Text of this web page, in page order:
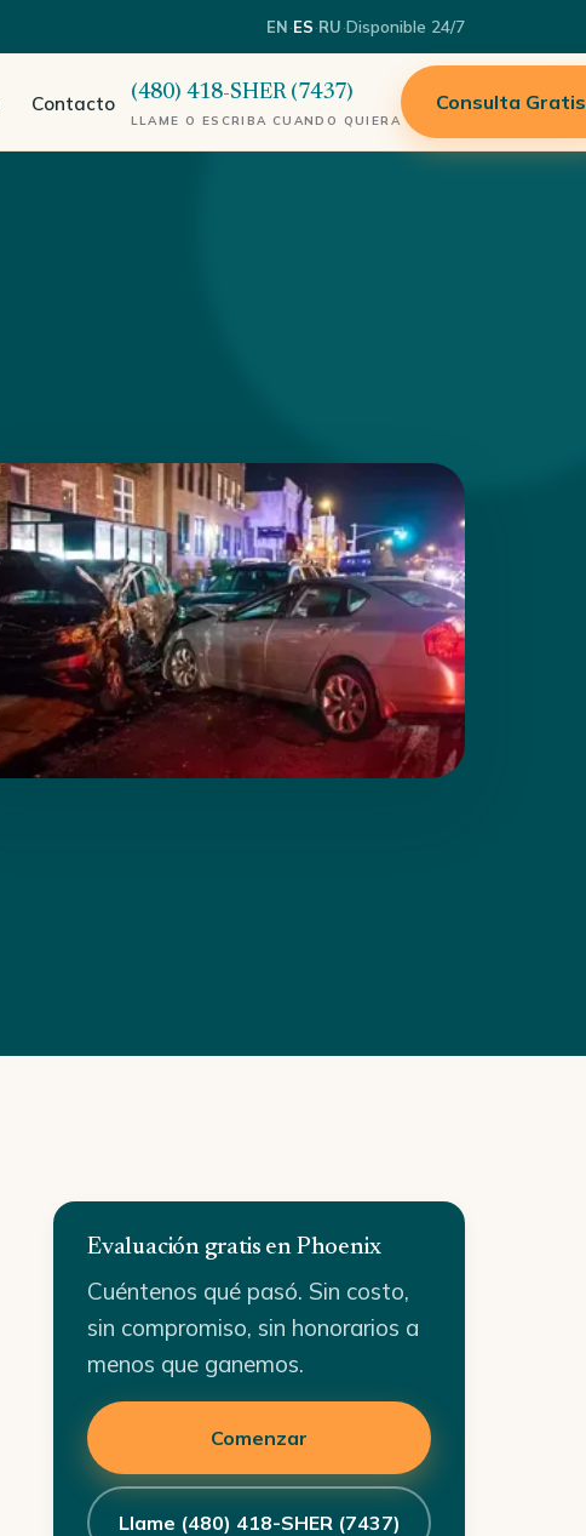
EN·ES·RU·Disponible 24/7
Contacto (480) 418-SHER (7437)
LLAME O ESCRIBA CUANDO QUIERA
Consulta Gratis
Evaluación gratis en Phoenix
Cuéntenos qué pasó. Sin costo,
sin compromiso, sin honorarios a
menos que ganemos.
Comenzar
Llame (480) 418-SHER (7437)